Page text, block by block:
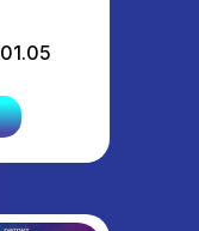
01.05